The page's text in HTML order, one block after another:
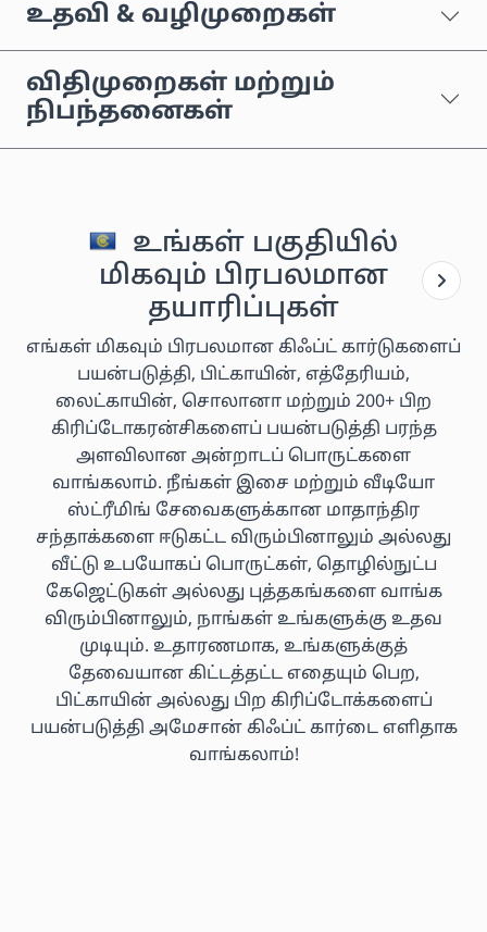
உதவி & வழிமுறைகள்
விதிமுறைகள் மற்றும்
நிபந்தனைகள்
உங்கள் பகுதியில்
மிகவும் பிரபலமான
தயாரிப்புகள்
எங்கள் மிகவும் பிரபலமான கிஃப்ட் கார்டுகளைப்
பயன்படுத்தி, பிட்காயின், எத்தேரியம்,
லைட்காயின், சொலானா மற்றும் 200+ பிற
கிரிப்டோகரன்சிகளைப் பயன்படுத்தி பரந்த
அளவிலான அன்றாடப் பொருட்களை
வாங்கலாம். நீங்கள் இசை மற்றும் வீடியோ
ஸ்ட்ரீமிங் சேவைகளுக்கான மாதாந்திர
சந்தாக்களை ஈடுகட்ட விரும்பினாலும் அல்லது
வீட்டு உபயோகப் பொருட்கள், தொழில்நுட்ப
கேஜெட்டுகள் அல்லது புத்தகங்களை வாங்க
விரும்பினாலும், நாங்கள் உங்களுக்கு உதவ
முடியும். உதாரணமாக, உங்களுக்குத்
தேவையான கிட்டத்தட்ட எதையும் பெற,
பிட்காயின் அல்லது பிற கிரிப்டோக்களைப்
பயன்படுத்தி அமேசான் கிஃப்ட் கார்டை எளிதாக
வாங்கலாம்!